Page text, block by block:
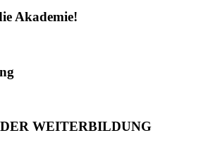
Akademie!
WEITERBILDUNG